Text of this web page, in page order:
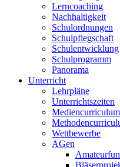
Lerncoaching
Nachhaltigkeit
Schulordnungen
Schulpflegschaft
Schulentwicklung
Schulprogramm
Panorama
Unterricht
Lehrpläne
Unterrichtszeiten
Mediencurriculum
Wettbewerbe
AGen